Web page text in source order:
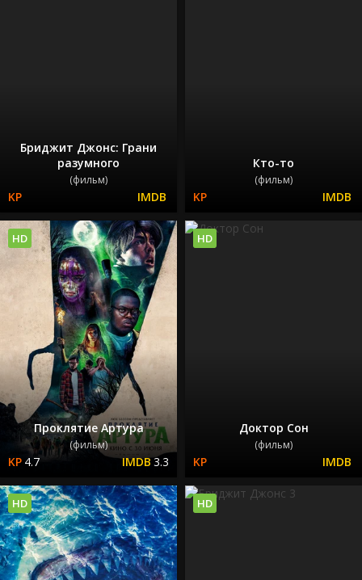
Бриджит Джонс: Грани
разумного
(фильм)
Кто-то
(фильм)
Проклятие Артура
(фильм)
4.7 3.3
HD
Доктор Сон
(фильм)
HD
HD HD